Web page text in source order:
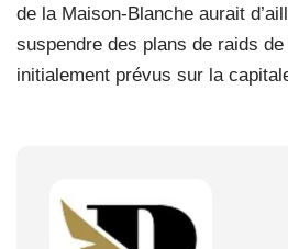
de la Maison-Blanche aurait
suspendre des plans de raids
initialement prévus sur la